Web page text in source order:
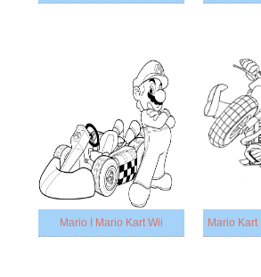
Mario I Mario Kart Wii